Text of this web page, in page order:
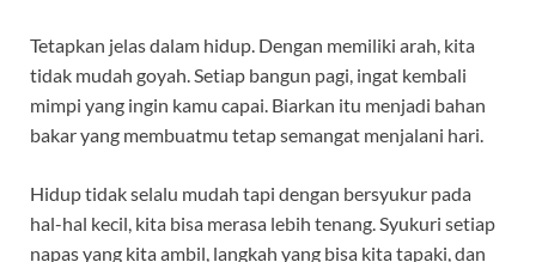
Tetapkan jelas dalam hidup. Dengan memiliki arah, kita
tidak mudah goyah. Setiap bangun pagi, ingat kembali
mimpi yang ingin kamu capai. Biarkan itu menjadi bahan
bakar yang membuatmu tetap semangat menjalani hari.
Hidup tidak selalu mudah tapi dengan bersyukur pada
hal-hal kecil, kita bisa merasa lebih tenang. Syukuri setiap
napas yang kita ambil, langkah yang bisa kita tapaki, dan